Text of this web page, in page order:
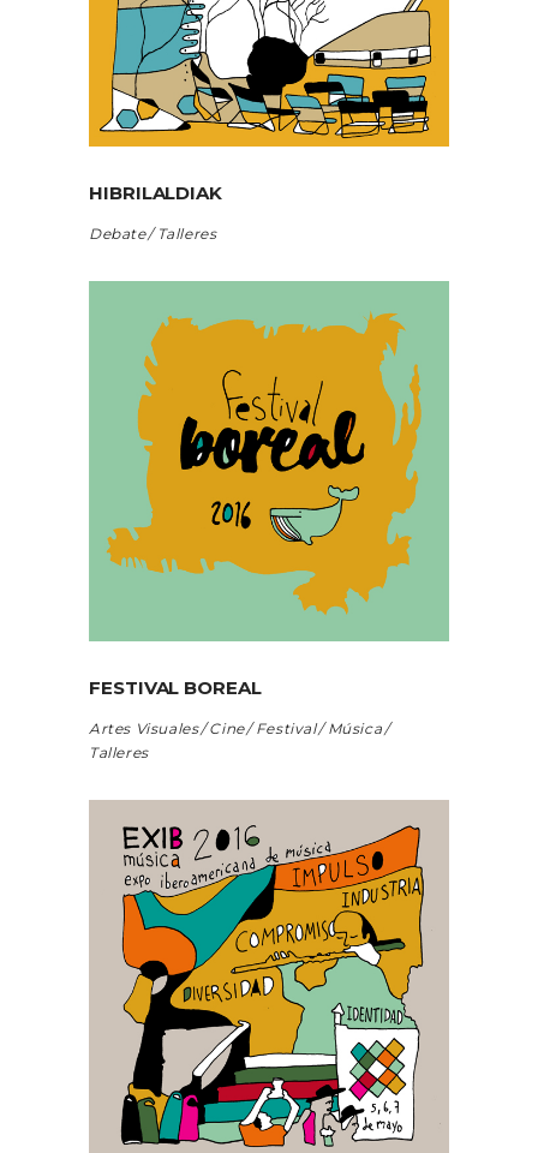
HIBRILALDIAK
Debate Talleres
FESTIVAL BOREAL
Artes Visuales Cine Festival
Música
Talleres